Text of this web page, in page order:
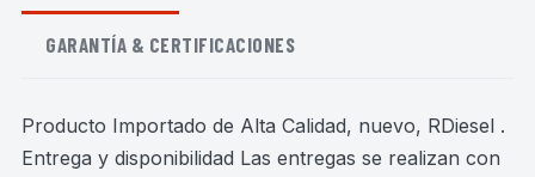
GARANTÍA & CERTIFICACIONES
Producto Importado de Alta Calidad, nuevo, RDiesel .
Entrega y disponibilidad Las entregas se realizan con